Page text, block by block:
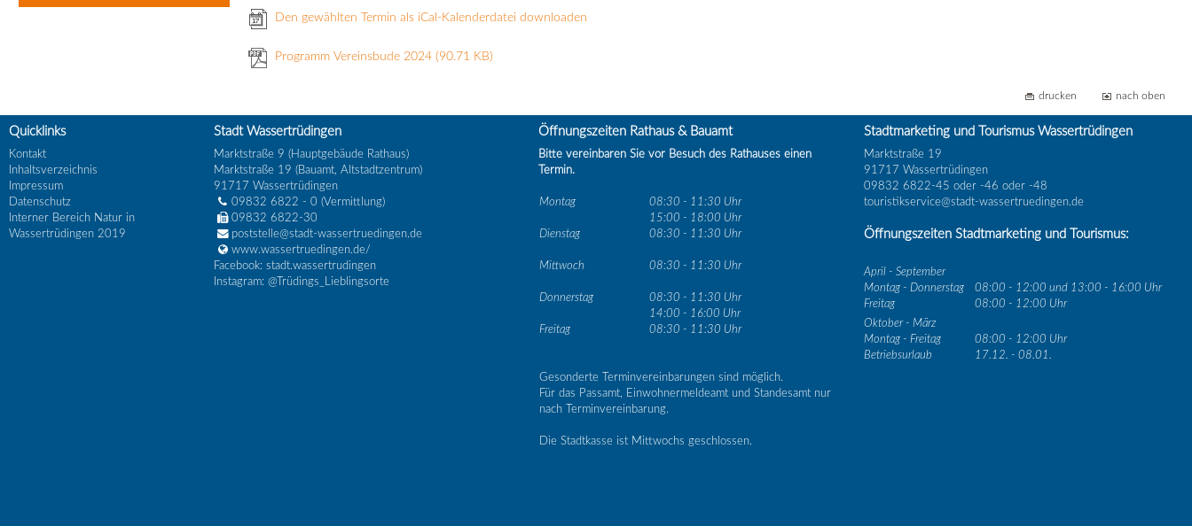
Den gewählten Termin als iCal-Kalenderdatei downloaden
Programm Vereinsbude 2024 (90.71 KB)
drucken nach oben
Quicklinks
Kontakt
Inhaltsverzeichnis
Impressum
Datenschutz
Interner Bereich Natur in
Wassertrüdingen 2019
Stadt Wassertrüdingen
Marktstraße 9 (Hauptgebäude Rathaus)
Marktstraße 19 (Bauamt, Altstadtzentrum)
91717 Wassertrüdingen
09832 6822 - 0 (Vermittlung)
09832 6822-30
poststelle@stadt-wassertruedingen.de
www.wassertruedingen.de/
Facebook: stadt.wassertrudingen
Instagram: @Trüdings_Lieblingsorte
Öffnungszeiten Rathaus & Bauamt
Bitte vereinbaren Sie vor Besuch des Rathauses einen
Termin.
Montag
08:30 - 11:30 Uhr
15:00 - 18:00 Uhr
Dienstag
08:30 - 11:30 Uhr
Mittwoch 08:30 - 11:30 Uhr
Donnerstag
08:30 - 11:30 Uhr
14:00 - 16:00 Uhr
Freitag
08:30 - 11:30 Uhr
Gesonderte Terminvereinbarungen sind möglich.
Für das Passamt, Einwohnermeldeamt und Standesamt nur
nach Terminvereinbarung.
Die Stadtkasse ist Mittwochs geschlossen.
Stadtmarketing und Tourismus Wassertrüdingen
Marktstraße 19
91717 Wassertrüdingen
09832 6822-45 oder -46 oder -48
touristikservice@stadt-wassertruedingen.de
Öffnungszeiten Stadtmarketing und Tourismus:
April - September
Montag - Donnerstag
08:00 - 12:00 und 13:00 - 16:00 Uhr
Freitag
08:00 - 12:00 Uhr
Oktober - März
Montag - Freitag
08:00 - 12:00 Uhr
Betriebsurlaub
17.12. - 08.01.